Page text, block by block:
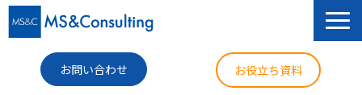
お問い合わせ お役立ち資料